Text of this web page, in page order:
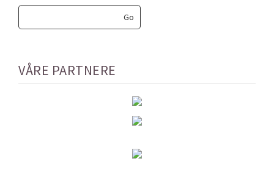
VÅRE PARTNERE